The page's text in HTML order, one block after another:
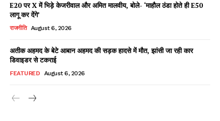
Facebook
X WhatsApp
Read Latest News on AIN
E20 पर X में भिड़े केजरीवाल और अमित मालवीय, बोले- ‘माहौल ठंडा होते ही E50
लागू कर देंगे’
राजनीति August 6, 2026
अतीक अहमद के बेटे आबान अहमद की सड़क हादसे में मौत, झांसी जा रही कार
डिवाइडर से टकराई
FEATURED August 6, 2026